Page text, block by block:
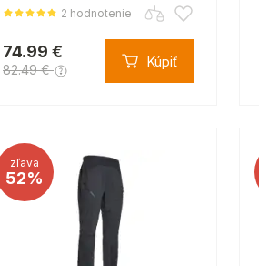
2 hodnotenie
74.99 €
82.49 € Kúpiť
zľava
52%